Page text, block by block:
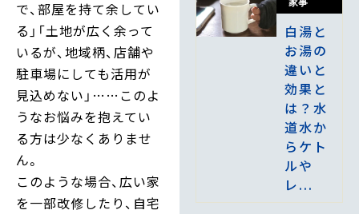
で、部屋を持て余してい
る」「土地が広く余って
いるが、地域柄、店舗や
駐車場にしても活用が
見込めない」……このよ
うなお悩みを抱えてい
る方は少なくありませ
ん。
このような場合、広い家
を一部改修したり、自宅
白湯と
お湯の
違いと
効果と
は？水
道水か
らケト
ルや
レ...